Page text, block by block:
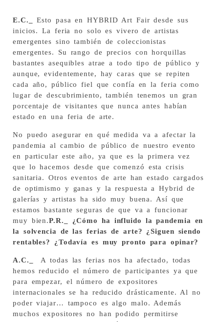
E.C._
Esto pasa en HYBRID Art Fair desde sus
inicios. La feria no solo es vivero de artistas
emergentes sino también de coleccionistas
emergentes. Su rango de precios con horquillas
bastantes asequibles atrae a todo tipo de público y
aunque, evidentemente, hay caras que se repiten
cada año, público fiel que confía en la feria como
lugar de descubrimiento, también tenemos un gran
porcentaje de visitantes que nunca antes habían
estado en una feria de arte.
No puedo asegurar en qué medida va a afectar la
pandemia al cambio de público de nuestro evento
en particular este año, ya que es la primera vez
que lo hacemos desde que comenzó esta crisis
sanitaria. Otros eventos de arte han estado cargados
de optimismo y ganas y la respuesta a Hybrid de
galerías y artistas ha sido muy buena. Así que
estamos bastante seguras de que va a funcionar
muy bien.P.R._ ¿Cómo ha influido la pandemia en
la solvencia de las ferias de arte? ¿Siguen siendo
rentables? ¿Todavía es muy pronto para opinar?
A.C._
A todas las ferias nos ha afectado, todas
hemos reducido el número de participantes ya que
para empezar, el número de expositores
internacionales se ha reducido drásticamente. Al no
poder viajar… tampoco es algo malo. Además
muchos expositores no han podido permitirse